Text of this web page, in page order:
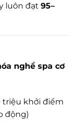
luôn đạt 95–
nghề spa cơ
triệu khởi điểm
động)